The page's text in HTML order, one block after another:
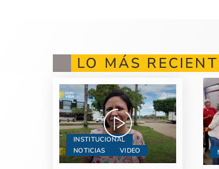
LO MÁS
INSTITUCIONAL
NOTICIAS
VIDEO